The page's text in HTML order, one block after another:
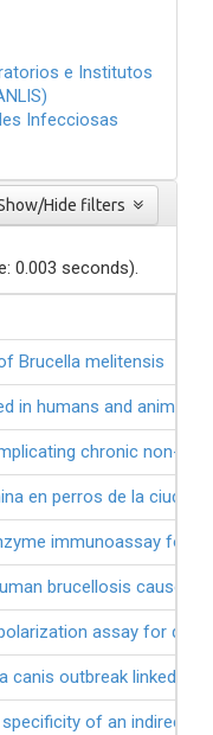
e Institutos
Infecciosas
0.003 seconds).
Brucella melitensis
in humans and animals
chronic non-
en perros de la ciudad
immunoassay for
brucellosis caused
assay for
canis outbreak linked to
of an indirect